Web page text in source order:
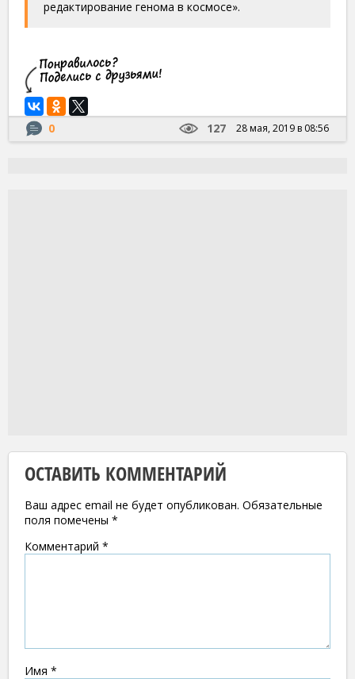
редактирование генома в космосе».
0 127 28 мая, 2019 в 08:56
ОСТАВИТЬ КОММЕНТАРИЙ
Ваш адрес email не будет опубликован. Обязательные
поля помечены *
Комментарий *
Имя *